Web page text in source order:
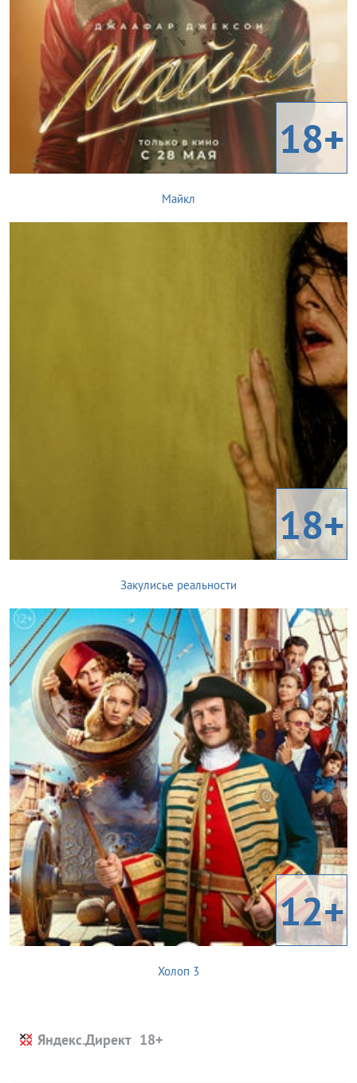
18+
Майкл
18+
Закулисье реальности
12+
Холоп 3
Яндекс.Директ